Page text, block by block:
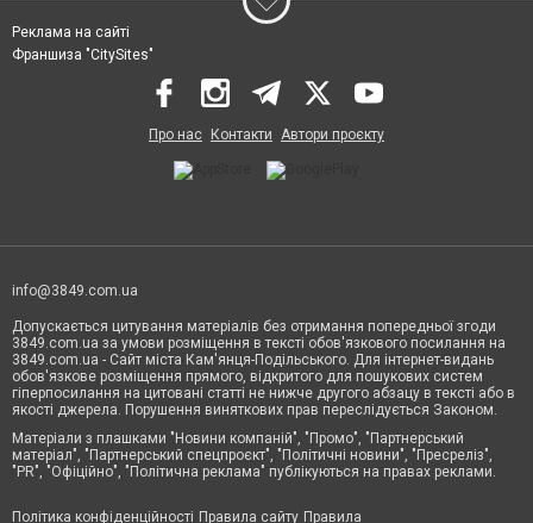
Реклама на сайті
Франшиза "CitySites"
Про нас Контакти Автори проєкту
info@3849.com.ua
Допускається цитування матеріалів без отримання попередньої згоди
3849.com.ua за умови розміщення в тексті обов'язкового посилання на
3849.com.ua - Сайт міста Кам'янця-Подільського. Для інтернет-видань
обов'язкове розміщення прямого, відкритого для пошукових систем
гіперпосилання на цитовані статті не нижче другого абзацу в тексті або в
якості джерела. Порушення виняткових прав переслідується Законом.
Матеріали з плашками "Новини компаній", "Промо", "Партнерський
матеріал", "Партнерський спецпроєкт", "Політичні новини", "Пресреліз",
"PR", "Офіційно", "Політична реклама" публікуються на правах реклами.
Політика конфіденційності Правила сайту Правила